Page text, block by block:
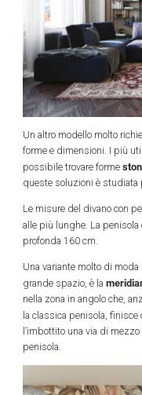
Un altro modello molto
forme e dimensioni. I più
possibile trovare forme
queste soluzioni è studiata
Le misure del divano con
alle più lunghe. La penisola
profonda 160 cm.
Una variante molto di
grande spazio, è la
nella zona in angolo che,
la classica penisola, finisce
l’imbottito una via di
penisola.